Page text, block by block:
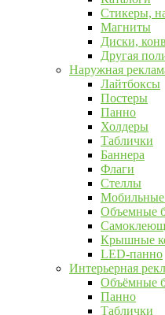
Стикеры,
Магниты
Диски,
Другая
Наружная
Лайтбоксы
Постеры
Панно
Холдеры
Таблички
Баннера
Флаги
Стеллы
Мобильные
Объемные
Крышные
LED-панно
Интерьерная
Объёмные
Панно
Таблички